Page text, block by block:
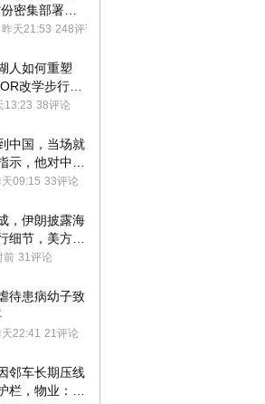
密集部署，
昨天21:53 248评论
人如何重塑
改学步行
13:23 38评论
中国，当场就
示，他对中国
显然又有了新
天09:15 33评论
，伊朗披露海
细节，美方再
前 31评论
待患病幼子致
天22:41 21评论
邻车长期压线
栏，物业：不